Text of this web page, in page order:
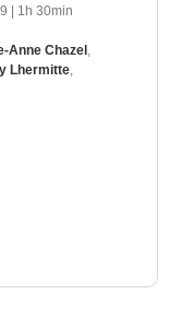
| 1h 30min
Anne Chazel
Lhermitte